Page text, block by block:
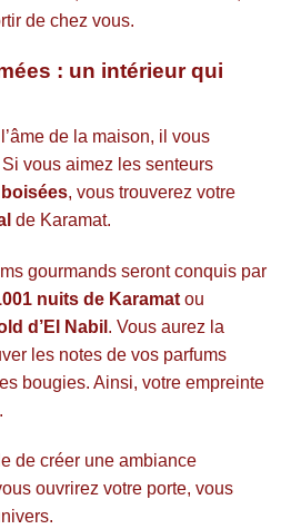
de chez vous.
: un intérieur qui
de la maison, il vous
vous aimez les senteurs
boisées, vous trouverez votre
de Karamat.
gourmands seront conquis par
nuits de Karamat ou
d’El Nabil . Vous aurez la
les notes de vos parfums
bougies. Ainsi, votre empreinte
de créer une ambiance
ouvrirez votre porte, vous